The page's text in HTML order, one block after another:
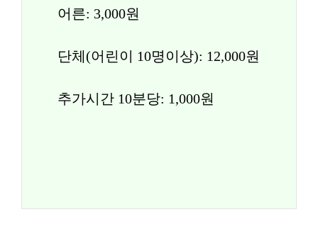
어른: 3,000원
단체(어린이 10명이상): 12,000원
추가시간 10분당: 1,000원